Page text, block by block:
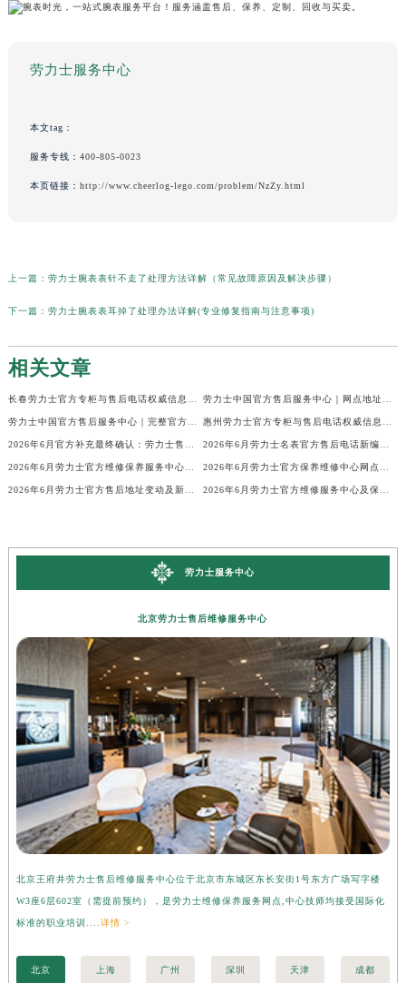
劳力士服务中心
本文tag：
服务专线： 400-805-0023
本页链接： http://www.cheerlog-lego.com/problem/NzZy.html
上一篇： 劳力士腕表表针不走了处理方法详解（常见故障原因及解决步骤）
下一篇： 劳力士腕表表耳掉了处理办法详解(专业修复指南与注意事项)
相关文章
劳力士服务中心
北京劳力士售后维修服务中心
北京王府井劳力士售后维修服务中心位于北京市东城区东长安街1号东方广场写字楼
W3座6层602室（需提前预约），是劳力士维修保养服务网点,中心技师均接受国际化
标准的职业培训.... 详情 >
北京 上海 广州 深圳 天津 成都